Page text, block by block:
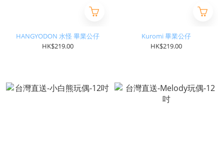
HANGYODON 水怪 畢業公仔
HK$219.00
Kuromi 畢業公仔
HK$219.00